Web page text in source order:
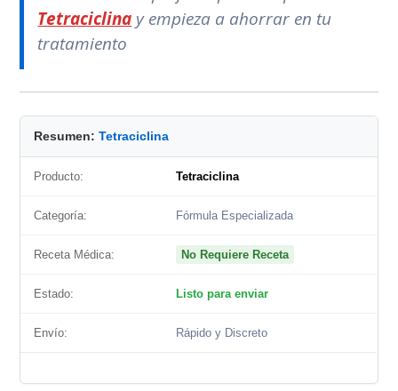
Tetraciclina y empieza a ahorrar en tu
tratamiento
Resumen:Tetraciclina
Producto: Tetraciclina
Categoría: Fórmula Especializada
Receta Médica: No Requiere Receta
Estado: Listo para enviar
Envío: Rápido y Discreto